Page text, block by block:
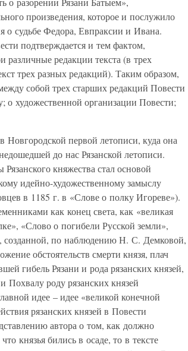
произведения, которое и послужило
о судьбе Федора, Евпраксии и Ивана.
подтверждается и тем фактом,
редакции текста (в трех
трех разных редакций). Таким образом,
собой трех старших редакций Повести
о художественной организации Повести;
Новгородской первой летописи, куда она
до нас Рязанской летописи.
княжества стал основой
идейно-художественному замыслу
в 1185 г. в «Слове о полку Игореве»).
как конец света, как «великая
«Слово о погибели Русской земли»,
созданной, по наблюдению Н. С. Демковой,
обстоятельств смерти князя, плач
гибель Рязани и рода рязанских князей,
Похвалу роду рязанских князей
идее – идее «великой конечной
рязанских князей в Повести
автора о том, как должно
князья бились в осаде, то в тексте